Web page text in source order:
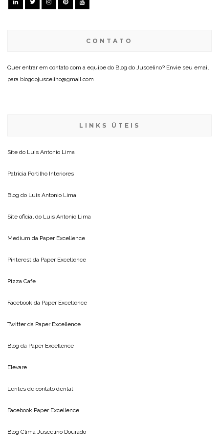
CONTATO
Quer entrar em contato com a equipe do Blog do Juscelino? Envie seu email
para blogdojuscelino@gmail.com
LINKS ÚTEIS
Site do Luis Antonio Lima
Patricia Portilho Interiores
Blog do Luis Antonio Lima
Site oficial do Luis Antonio Lima
Medium da Paper Excellence
Pinterest da Paper Excellence
Pizza Cafe
Facebook da Paper Excellence
Twitter da Paper Excellence
Blog da Paper Excellence
Elevare
Lentes de contato dental
Facebook Paper Excellence
Blog Clima Juscelino Dourado